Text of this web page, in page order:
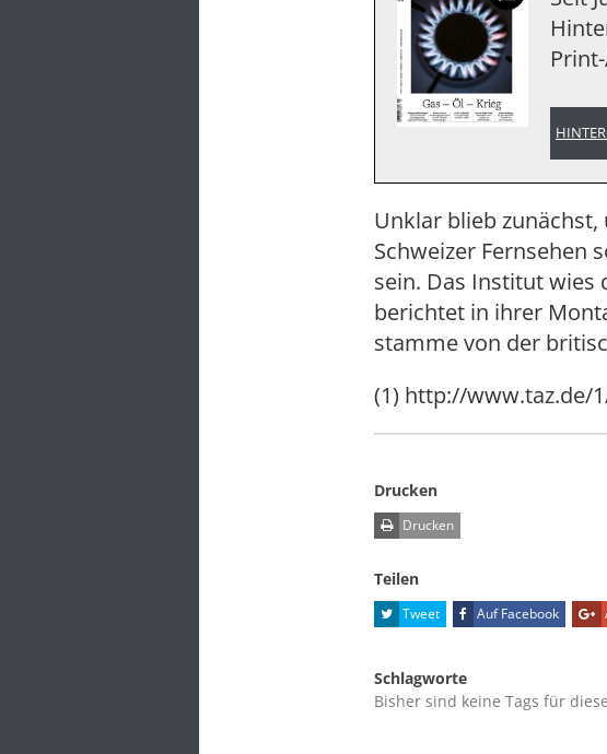
Unklar blieb
Schweizer Fernsehen
sein. Das Institut wies
berichtet in ihrer
stamme von der
(1) http://www.taz.de/
Drucken
Drucken
Teilen
Tweet Auf Facebook
Schlagworte
Bisher sind keine Tags für